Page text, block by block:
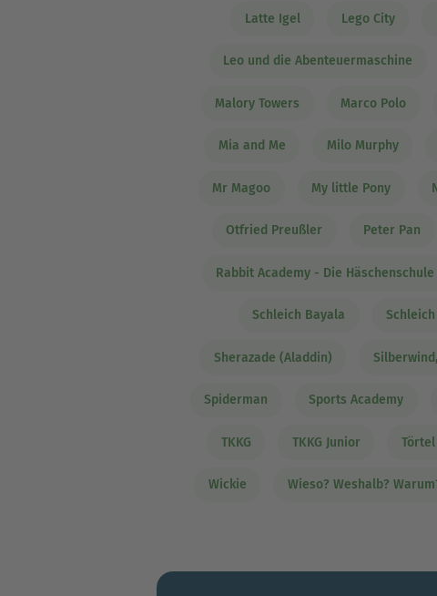
Latte Igel Lego City
Leo und die Abenteuermaschine
Malory Towers Marco Polo
Mia and Me Milo Murphy
Mr Magoo My little Pony
Otfried Preußler Peter Pan
Rabbit Academy - Die Häschenschule
Schleich Bayala
Sherazade (Aladdin)
Spiderman Sports Academy
TKKG TKKG Junior Törtel
Wickie Wieso? Weshalb?